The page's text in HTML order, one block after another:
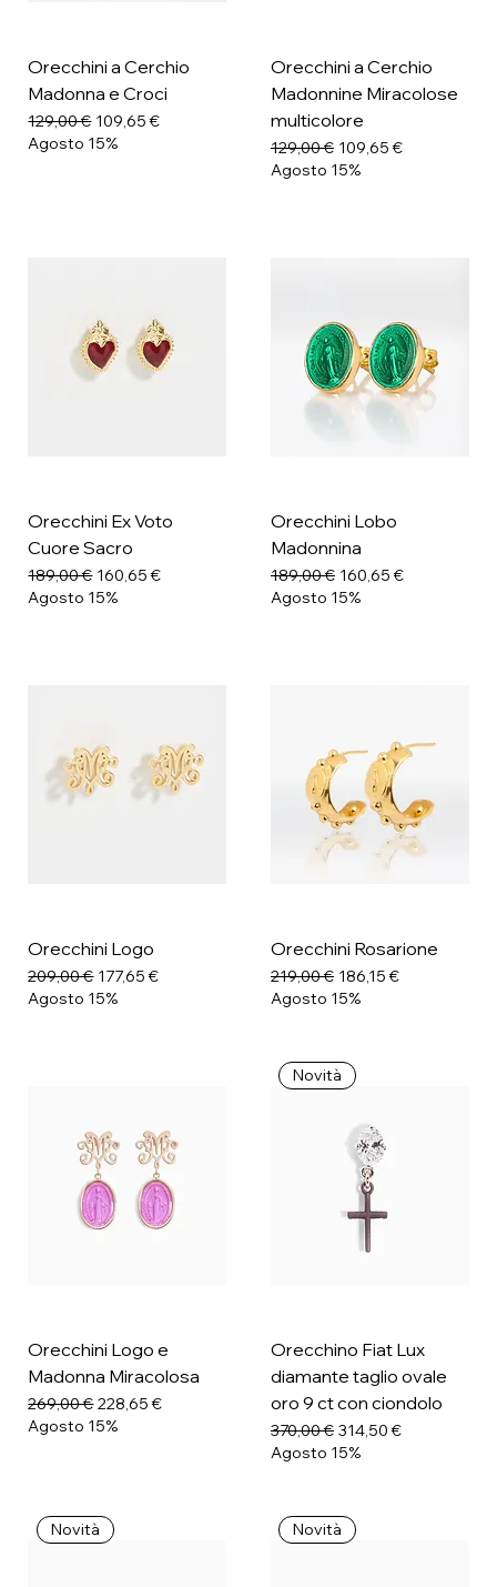
Orecchini a Cerchio
Madonna e Croci
Prezzo regolare
129,00 € Prezzo scontato
109,65 €
Agosto 15%
Orecchini a Cerchio
Madonnine Miracolose
multicolore
Prezzo regolare
129,00 € Prezzo scontato
109,65 €
Agosto 15%
Orecchini Ex Voto
Cuore Sacro
Prezzo regolare
189,00 € Prezzo scontato
160,65 €
Agosto 15%
Orecchini Lobo
Madonnina
Prezzo regolare
189,00 € Prezzo scontato
160,65 €
Agosto 15%
Orecchini Logo
Prezzo regolare
209,00 € Prezzo scontato
177,65 €
Agosto 15%
Orecchini Rosarione
Prezzo regolare
219,00 € Prezzo scontato
186,15 €
Agosto 15%
Orecchini Logo e
Madonna Miracolosa
Prezzo regolare
269,00 €Prezzo scontato
228,65 €
Agosto 15%
Novità
Orecchino Fiat Lux
diamante taglio ovale
oro 9 ct con ciondolo
Prezzo regolare
370,00 € Prezzo scontato
314,50 €
Agosto 15%
Novità Novità